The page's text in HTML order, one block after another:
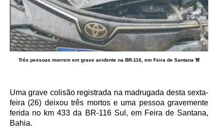
Três pessoas morrem em grave acidente na BR-116, em Feira de Santana 🚨
Uma grave colisão registrada na madrugada desta sexta-
feira (26) deixou três mortos e uma pessoa gravemente
ferida no km 433 da BR-116 Sul, em Feira de Santana,
Bahia.